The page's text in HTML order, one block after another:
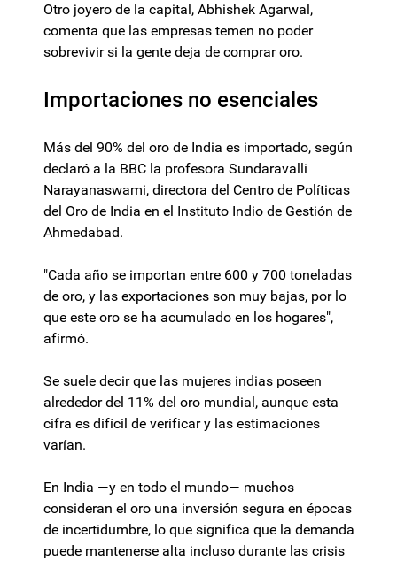
Otro joyero de la capital, Abhishek Agarwal,
comenta que las empresas temen no poder
sobrevivir si la gente deja de comprar oro.
Importaciones no esenciales
Más del 90% del oro de India es importado, según
declaró a la BBC la profesora Sundaravalli
Narayanaswami, directora del Centro de Políticas
del Oro de India en el Instituto Indio de Gestión de
Ahmedabad.
"Cada año se importan entre 600 y 700 toneladas
de oro, y las exportaciones son muy bajas, por lo
que este oro se ha acumulado en los hogares",
afirmó.
Se suele decir que las mujeres indias poseen
alrededor del 11% del oro mundial, aunque esta
cifra es difícil de verificar y las estimaciones
varían.
En India —y en todo el mundo— muchos
consideran el oro una inversión segura en épocas
de incertidumbre, lo que significa que la demanda
puede mantenerse alta incluso durante las crisis